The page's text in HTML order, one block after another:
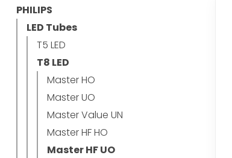
PHILIPS
LED Tubes
T5 LED
T8 LED
Master HO
Master UO
Master Value UN
Master HF HO
Master HF UO